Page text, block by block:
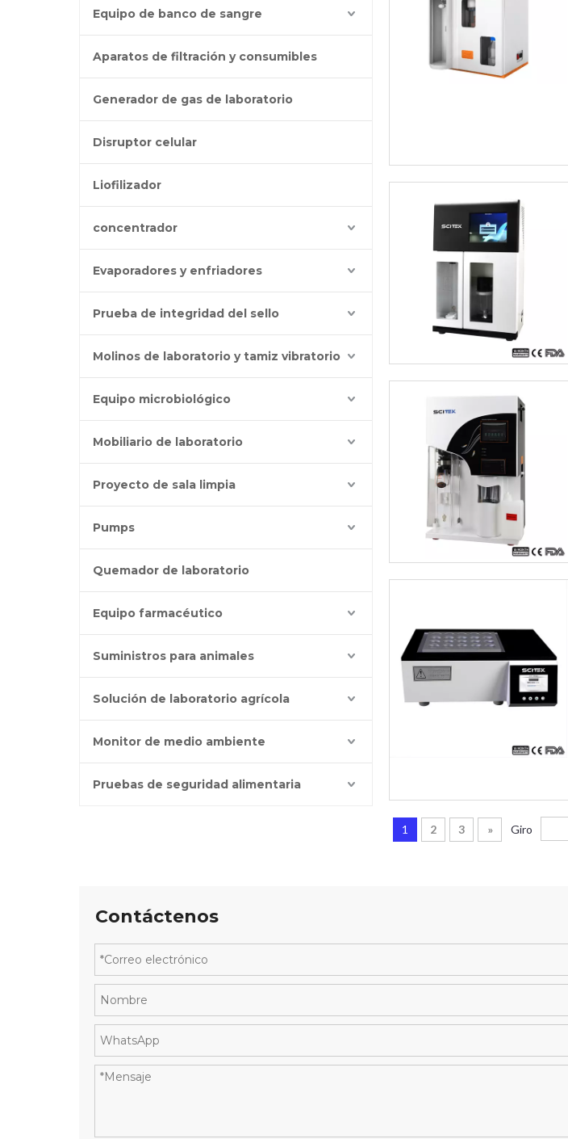
Equipo de banco de sangre
Aparatos de filtración y consumibles
Generador de gas de laboratorio
Disruptor celular
Liofilizador
concentrador
Evaporadores y enfriadores
Prueba de integridad del sello
Molinos de laboratorio y tamiz vibratorio
Equipo microbiológico
Mobiliario de laboratorio
Proyecto de sala limpia
Pumps
Quemador de laboratorio
Equipo farmacéutico
Suministros para animales
Solución de laboratorio agrícola
Monitor de medio ambiente
Pruebas de seguridad alimentaria
1 2 3 » Giro
Contáctenos